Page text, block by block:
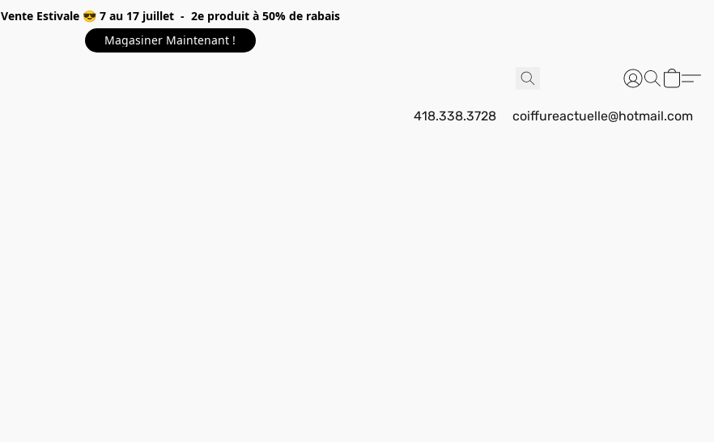
Vente Estivale 😎 7 au 17 juillet - 2e produit à 50% de rabais
Magasiner Maintenant !
418.338.3728 coiffureactuelle@hotmail.com